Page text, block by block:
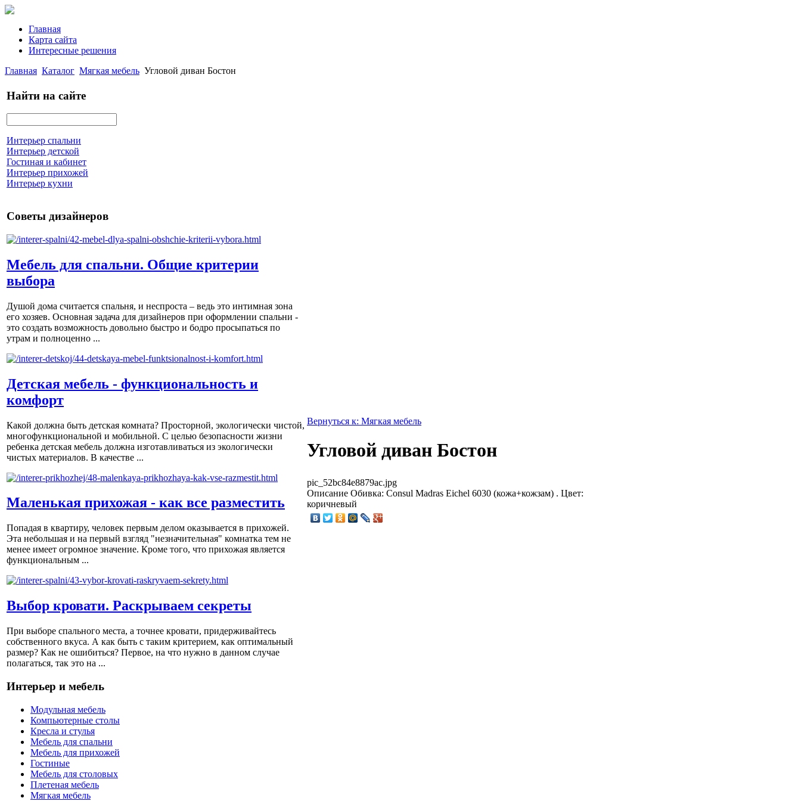
Главная
Карта сайта
Интересные решения
Главная Каталог Мягкая мебель Угловой диван Бостон
Найти на сайте
Интерьер спальни
Интерьер детской
Гостиная и кабинет
Интерьер прихожей
Интерьер кухни
Советы дизайнеров
Мебель для спальни. Общие критерии
выбора
Душой дома считается спальня, и неспроста – ведь это интимная зона
его хозяев. Основная задача для дизайнеров при оформлении спальни -
это создать возможность довольно быстро и бодро просыпаться по
утрам и полноценно ...
Детская мебель - функциональность и
комфорт
Какой должна быть детская комната? Просторной, экологически чистой,
многофункциональной и мобильной. С целью безопасности жизни
ребенка детская мебель должна изготавливаться из экологически
чистых материалов. В качестве ...
Маленькая прихожая - как все разместить
Попадая в квартиру, человек первым делом оказывается в прихожей.
Эта небольшая и на первый взгляд "незначительная" комнатка тем не
менее имеет огромное значение. Кроме того, что прихожая является
функциональным ...
Выбор кровати. Раскрываем секреты
При выборе спального места, а точнее кровати, придерживайтесь
собственного вкуса. А как быть с таким критерием, как оптимальный
размер? Как не ошибиться? Первое, на что нужно в данном случае
полагаться, так это на ...
Интерьер и мебель
Модульная мебель
Компьютерные столы
Кресла и стулья
Мебель для спальни
Мебель для прихожей
Гостиные
Мебель для столовых
Плетеная мебель
Мягкая мебель
Вернуться к: Мягкая мебель
Угловой диван Бостон
pic_52bc84e8879ac.jpg
Описание Обивка: Consul Madras Eichel 6030 (кожа+кожзам) . Цвет:
коричневый